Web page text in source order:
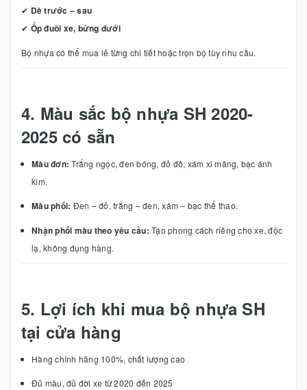
✔ Dè trước – sau
✔ Ốp đuôi xe, bửng dưới
Bộ nhựa có thể mua lẻ từng chi tiết hoặc trọn bộ tùy nhu cầu.
4. Màu sắc bộ nhựa SH 2020-
2025 có sẵn
Màu đơn: Trắng ngọc, đen bóng, đỏ đô, xám xi măng, bạc ánh
kim.
Màu phối: Đen – đỏ, trắng – đen, xám – bạc thể thao.
Nhận phối màu theo yêu cầu: Tạo phong cách riêng cho xe, độc
lạ, không đụng hàng.
5. Lợi ích khi mua bộ nhựa SH
tại cửa hàng
Hàng chính hãng 100%, chất lượng cao
Đủ màu, đủ đời xe từ 2020 đến 2025